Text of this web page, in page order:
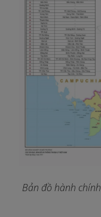
Bản đồ hành